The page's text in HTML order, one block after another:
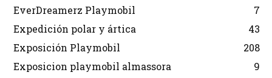
EverDreamerz Playmobil
7
Expedición polar y ártica
43
Exposición Playmobil
208
Exposicion playmobil almassora
9